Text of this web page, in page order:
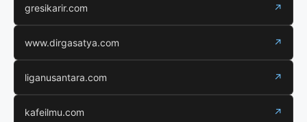
gresikarir.com ↗
www.dirgasatya.com ↗
liganusantara.com ↗
kafeilmu.com ↗